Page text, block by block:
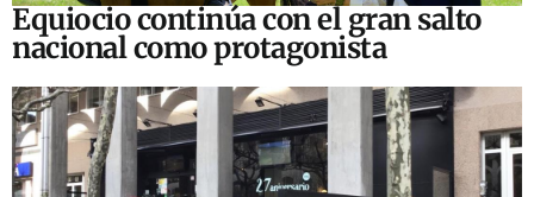
Equiocio continúa con el gran salto
nacional como protagonista